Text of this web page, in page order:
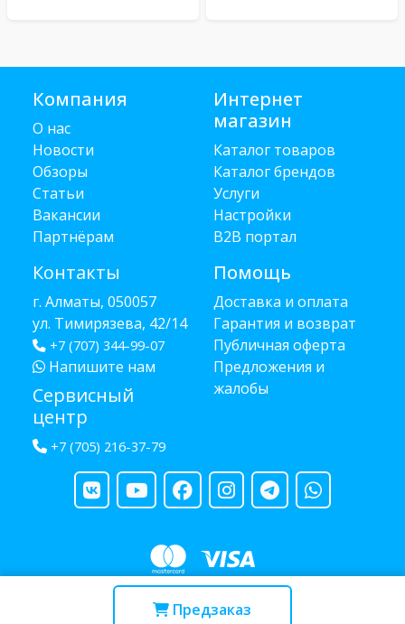
Предзаказ
Компания
О нас
Новости
Обзоры
Статьи
Вакансии
Партнёрам
Контакты
г. Алматы, 050057
ул. Тимирязева, 42/14
+7 (707) 344-99-07
Напишите нам
Сервисный
центр
+7 (705) 216-37-79
Интернет
магазин
Каталог товаров
Каталог брендов
Услуги
Настройки
B2B портал
Помощь
Доставка и оплата
Гарантия и возврат
Публичная оферта
Предложения и
жалобы
Copyright © 2013 - 2026 RUBA - разработано